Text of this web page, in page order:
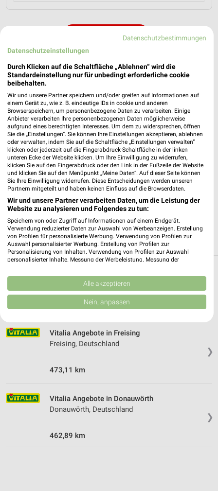
weekli - Prospekte & Angebote App
Alle Vitalia Angebote immer griffbereit – mit der kostenlosen
weekli App für iOS & Android.
✔Standortgenaue Angebote
✔Folge deinem Lieblingshändler
✔Push-Benachrichtigungen bei neuen Prospekten
✔Einkaufsliste - Einkauf stressfrei planen
JETZT LADEN UND SPAREN!
Weitere Vitalia Geschäfte mit Angeboten in
und um Ingolstadt
2 Geschäfte und Orte
❯
Vitalia Angebote in Freising
Freising, Deutschland
473,11 km
❯
Vitalia Angebote in Donauwörth
Donauwörth, Deutschland
462,89 km
Datenschutzbestimmungen
Datenschutzeinstellungen
Durch Klicken auf die Schaltfläche „Ablehnen“ wird die
Standardeinstellung nur für unbedingt erforderliche cookie
beibehalten.
Wir und unsere Partner speichern und/oder greifen auf Informationen auf
einem Gerät zu, wie z. B. eindeutige IDs in cookie und anderen
Browserspeichern, um personenbezogene Daten zu verarbeiten. Einige
Anbieter verarbeiten Ihre personenbezogenen Daten möglicherweise
aufgrund eines berechtigten Interesses. Um dem zu widersprechen, öffnen
Sie die „Einstellungen“. Sie können Ihre Einstellungen akzeptieren, ablehnen
oder verwalten, indem Sie auf die Schaltfläche „Einstellungen verwalten“
klicken oder jederzeit auf die Fingerabdruck-Schaltfläche in der linken
unteren Ecke der Website klicken. Um Ihre Einwilligung zu widerrufen,
klicken Sie auf den Fingerabdruck oder den Link in der Fußzeile der Website
und klicken Sie auf den Menüpunkt „Meine Daten“. Auf dieser Seite können
Sie Ihre Einwilligung widerrufen. Diese Entscheidungen werden unseren
Partnern mitgeteilt und haben keinen Einfluss auf die Browserdaten.
Wir und unsere Partner verarbeiten Daten, um die Leistung der
Website zu analysieren und Folgendes zu tun:
Speichern von oder Zugriff auf Informationen auf einem Endgerät.
Verwendung reduzierter Daten zur Auswahl von Werbeanzeigen. Erstellung
von Profilen für personalisierte Werbung. Verwendung von Profilen zur
Auswahl personalisierter Werbung. Erstellung von Profilen zur
Personalisierung von Inhalten. Verwendung von Profilen zur Auswahl
personalisierter Inhalte. Messung der Werbeleistung. Messung der
Kombinationen von Daten aus verschiedenen Quellen. Entwicklung und
Verbesserung der Angebote. Verwendung reduzierter Daten zur Auswahl
von Inhalten.
Daten können außerhalb der Europäischen Union weitergegeben und in die
USA gesendet werden.
Website/App.
Partnerliste anzeigen (1 IAB-Anbieter)
Verwendung reduzierter Daten zur Auswahl von
Werbeanzeigen
Erstellung von Profilen für personalisierte
Alle akzeptieren
Nein, anpassen